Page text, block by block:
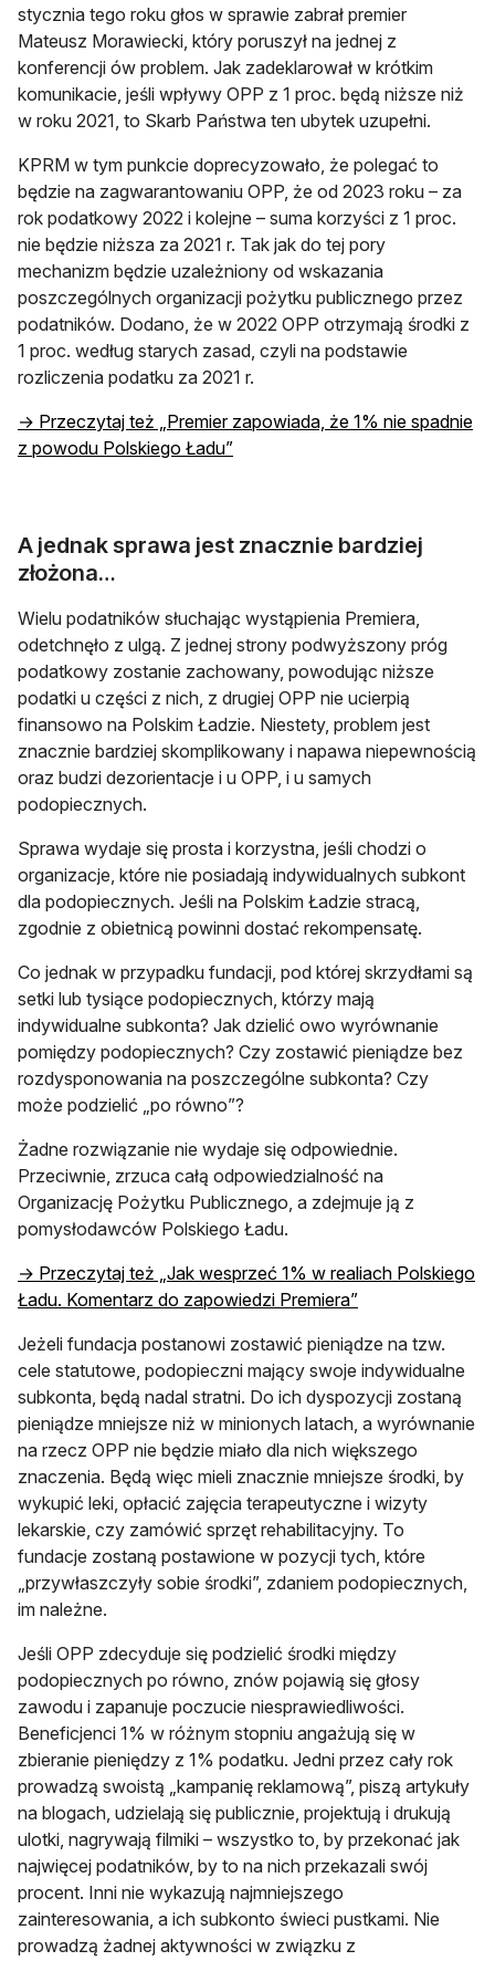
stycznia tego roku głos w sprawie zabrał premier
Mateusz Morawiecki, który poruszył na jednej z
konferencji ów problem. Jak zadeklarował w krótkim
komunikacie, jeśli wpływy OPP z 1 proc. będą niższe niż
w roku 2021, to Skarb Państwa ten ubytek uzupełni.
KPRM w tym punkcie doprecyzowało, że polegać to
będzie na zagwarantowaniu OPP, że od 2023 roku – za
rok podatkowy 2022 i kolejne – suma korzyści z 1 proc.
nie będzie niższa za 2021 r. Tak jak do tej pory
mechanizm będzie uzależniony od wskazania
poszczególnych organizacji pożytku publicznego przez
podatników. Dodano, że w 2022 OPP otrzymają środki z
1 proc. według starych zasad, czyli na podstawie
rozliczenia podatku za 2021 r.
→ Przeczytaj też „Premier zapowiada, że 1% nie spadnie
z powodu Polskiego Ładu”
A jednak sprawa jest znacznie bardziej
złożona…
Wielu podatników słuchając wystąpienia Premiera,
odetchnęło z ulgą. Z jednej strony podwyższony próg
podatkowy zostanie zachowany, powodując niższe
podatki u części z nich, z drugiej OPP nie ucierpią
finansowo na Polskim Ładzie. Niestety, problem jest
znacznie bardziej skomplikowany i napawa niepewnością
oraz budzi dezorientacje i u OPP, i u samych
podopiecznych.
Sprawa wydaje się prosta i korzystna, jeśli chodzi o
organizacje, które nie posiadają indywidualnych subkont
dla podopiecznych. Jeśli na Polskim Ładzie stracą,
zgodnie z obietnicą powinni dostać rekompensatę.
Co jednak w przypadku fundacji, pod której skrzydłami są
setki lub tysiące podopiecznych, którzy mają
indywidualne subkonta? Jak dzielić owo wyrównanie
pomiędzy podopiecznych? Czy zostawić pieniądze bez
rozdysponowania na poszczególne subkonta? Czy
może podzielić „po równo”?
Żadne rozwiązanie nie wydaje się odpowiednie.
Przeciwnie, zrzuca całą odpowiedzialność na
Organizację Pożytku Publicznego, a zdejmuje ją z
pomysłodawców Polskiego Ładu.
→ Przeczytaj też „Jak wesprzeć 1% w realiach Polskiego
Ładu. Komentarz do zapowiedzi Premiera”
Jeżeli fundacja postanowi zostawić pieniądze na tzw.
cele statutowe, podopieczni mający swoje indywidualne
subkonta, będą nadal stratni. Do ich dyspozycji zostaną
pieniądze mniejsze niż w minionych latach, a wyrównanie
na rzecz OPP nie będzie miało dla nich większego
znaczenia. Będą więc mieli znacznie mniejsze środki, by
wykupić leki, opłacić zajęcia terapeutyczne i wizyty
lekarskie, czy zamówić sprzęt rehabilitacyjny. To
fundacje zostaną postawione w pozycji tych, które
„przywłaszczyły sobie środki”, zdaniem podopiecznych,
im należne.
Jeśli OPP zdecyduje się podzielić środki między
podopiecznych po równo, znów pojawią się głosy
zawodu i zapanuje poczucie niesprawiedliwości.
Beneficjenci 1% w różnym stopniu angażują się w
zbieranie pieniędzy z 1% podatku. Jedni przez cały rok
prowadzą swoistą „kampanię reklamową”, piszą artykuły
na blogach, udzielają się publicznie, projektują i drukują
ulotki, nagrywają filmiki – wszystko to, by przekonać jak
najwięcej podatników, by to na nich przekazali swój
procent. Inni nie wykazują najmniejszego
zainteresowania, a ich subkonto świeci pustkami. Nie
prowadzą żadnej aktywności w związku z